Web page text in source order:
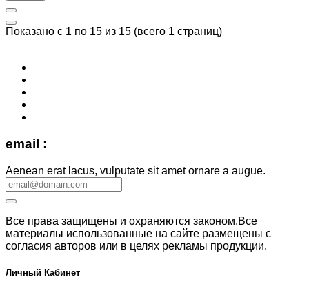
Показано с 1 по 15 из 15 (всего 1 страниц)
email :
Aenean erat lacus, vulputate sit amet ornare a augue.
Все права защищены и охраняются законом.Все
материалы использованные на сайте размещены с
согласия авторов или в целях рекламы продукции.
Личный Кабинет